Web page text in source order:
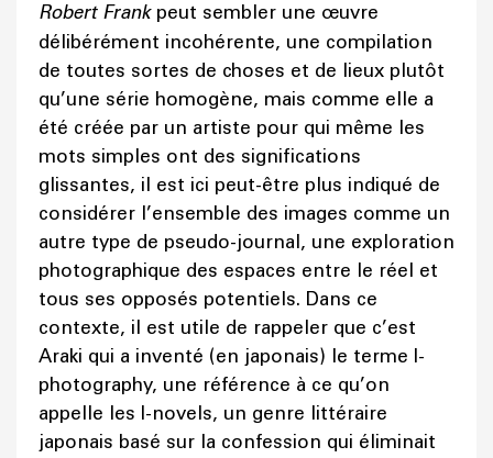
Robert Frankpeut sembler une œuvre
délibérément incohérente, une compilation
de toutes sortes de choses et de lieux plutôt
qu’une série homogène, mais comme elle a
été créée par un artiste pour qui même les
mots simples ont des significations
glissantes, il est ici peut-être plus indiqué de
considérer l’ensemble des images comme un
autre type de pseudo-journal, une exploration
photographique des espaces entre le réel et
tous ses opposés potentiels. Dans ce
contexte, il est utile de rappeler que c’est
Araki qui a inventé (en japonais) le terme I-
photography, une référence à ce qu’on
appelle les I-novels, un genre littéraire
japonais basé sur la confession qui éliminait